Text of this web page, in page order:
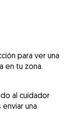
para ver una
en tu zona.
al cuidador
una